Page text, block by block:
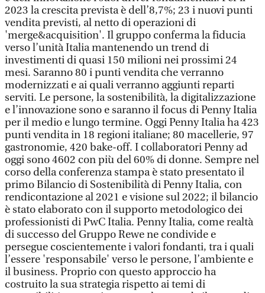
2023 la crescita prevista è dell’8,7%; 23 i nuovi punti
vendita previsti, al netto di operazioni di
'merge&acquisition'. Il gruppo conferma la fiducia
verso l’unità Italia mantenendo un trend di
investimenti di quasi 150 milioni nei prossimi 24
mesi. Saranno 80 i punti vendita che verranno
modernizzati e ai quali verranno aggiunti reparti
serviti. Le persone, la sostenibilità, la digitalizzazione
e l’innovazione sono e saranno il focus di Penny Italia
per il medio e lungo termine. Oggi Penny Italia ha 423
punti vendita in 18 regioni italiane; 80 macellerie, 97
gastronomie, 420 bake-off. I collaboratori Penny ad
oggi sono 4602 con più del 60% di donne. Sempre nel
corso della conferenza stampa è stato presentato il
primo Bilancio di Sostenibilità di Penny Italia, con
rendicontazione al 2021 e visione sul 2022; il bilancio
è stato elaborato con il supporto metodologico dei
professionisti di PwC Italia. Penny Italia, come realtà
di successo del Gruppo Rewe ne condivide e
persegue coscientemente i valori fondanti, tra i quali
l’essere 'responsabile' verso le persone, l’ambiente e
il business. Proprio con questo approccio ha
costruito la sua strategia rispetto ai temi di